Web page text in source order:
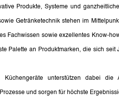
Produkte, Systeme und
Getränketechnik stehen im
Fachwissen sowie exzellentes Know-
Palette an Produktmarken, die sich seit
unterstützen dabei die
und sorgen für höchste